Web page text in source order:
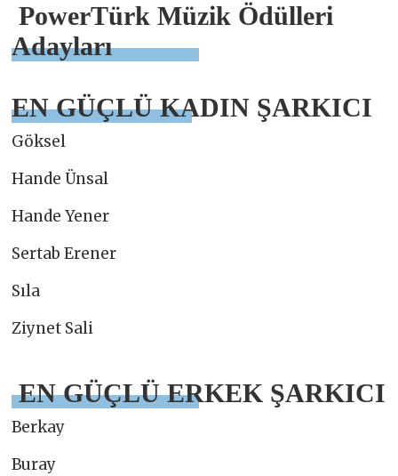
PowerTürk Müzik Ödülleri
Adayları
EN GÜÇLÜ KADIN ŞARKICI
Göksel
Hande Ünsal
Hande Yener
Sertab Erener
Sıla
Ziynet Sali
EN GÜÇLÜ ERKEK ŞARKICI
Berkay
Buray